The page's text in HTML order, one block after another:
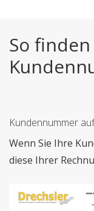
So
Kundennummer
Wenn Sie Ihre
diese Ihrer